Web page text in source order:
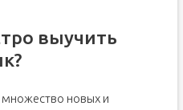
выучить
множество новых и